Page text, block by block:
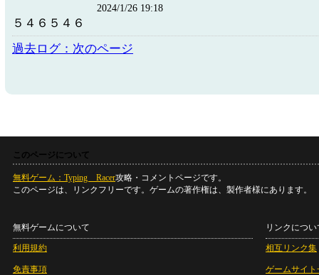
2024/1/26 19:18
５４６５４６
過去ログ：次のページ
このページについて
無料ゲーム：Typing Racer攻略・コメントページです。
このページは、リンクフリーです。ゲームの著作権は、製作者様にあります。
無料ゲームについて
利用規約
免責事項
リンクについ
相互リンク集
ゲームサイト